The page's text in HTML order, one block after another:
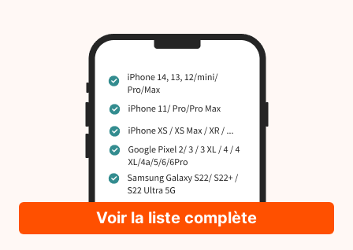
Voir la liste complète